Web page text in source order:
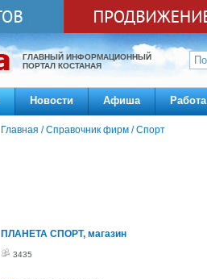
ГЛАВНЫЙ ИНФОРМАЦИОННЫЙ
ПОРТАЛ КОСТАНАЯ
Новости Афиша Работа
Главная /Справочник фирм /Спорт
ПЛАНЕТА СПОРТ, магазин
3435